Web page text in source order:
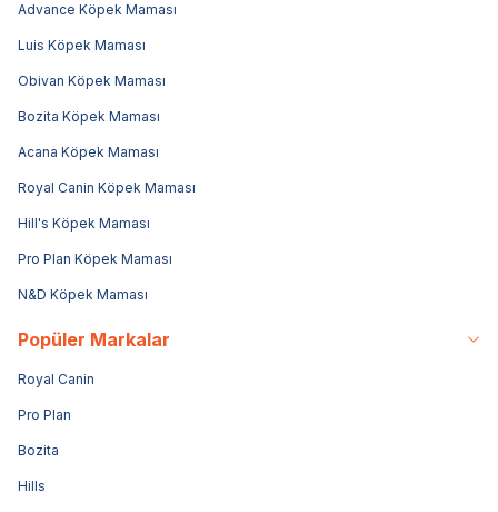
Advance Köpek Maması
Luis Köpek Maması
Obivan Köpek Maması
Bozita Köpek Maması
Acana Köpek Maması
Royal Canin Köpek Maması
Hill's Köpek Maması
Pro Plan Köpek Maması
N&D Köpek Maması
Popüler Markalar
Royal Canin
Pro Plan
Bozita
Hills